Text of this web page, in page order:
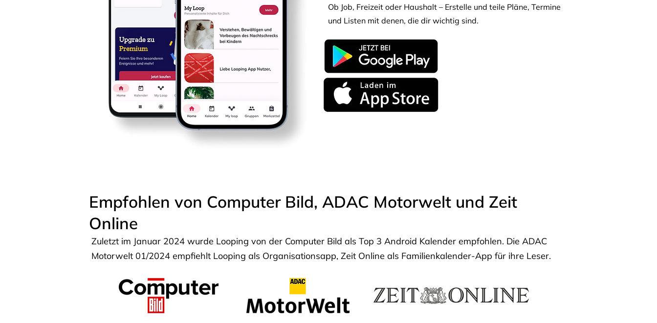
Ob Job, Freizeit oder Haushalt – Erstelle und teile Pläne, Termine
und Listen mit denen, die dir wichtig sind.
Empfohlen von Computer Bild, ADAC Motorwelt und Zeit
Online
Zuletzt im Januar 2024 wurde Looping von der Computer Bild als Top 3 Android Kalender empfohlen. Die ADAC
Motorwelt 01/2024 empfiehlt Looping als Organisationsapp, Zeit Online als Familienkalender-App für ihre Leser.